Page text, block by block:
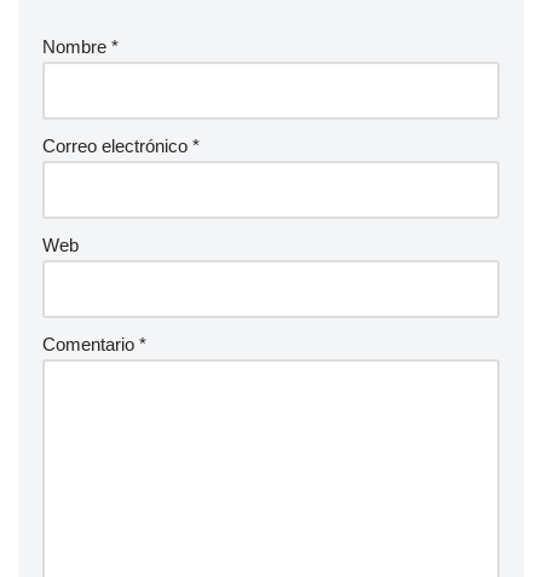
Nombre *
Correo electrónico *
Web
Comentario *